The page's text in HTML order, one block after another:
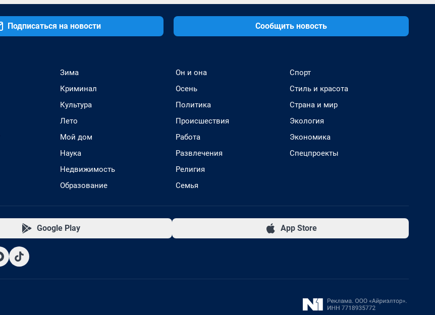
Подписаться на новости Сообщить новость
Зима
Криминал
Культура
Лето
Мой дом
Наука
Недвижимость
Образование
Он и она
Осень
Политика
Происшествия
Работа
Развлечения
Религия
Семья
Спорт
Стиль и красота
Страна и мир
Экология
Экономика
Спецпроекты
Google Play App Store